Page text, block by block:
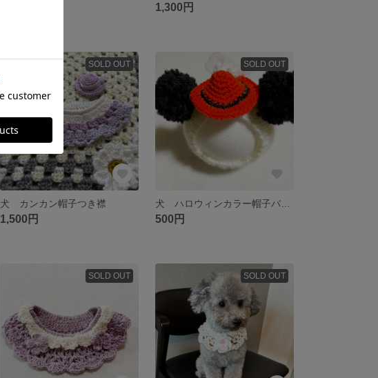
1,300円
SOLD OUT
犬 カンカン帽子つき襟
1,500円
SOLD OUT
500円
SOLD OUT SOLD OUT